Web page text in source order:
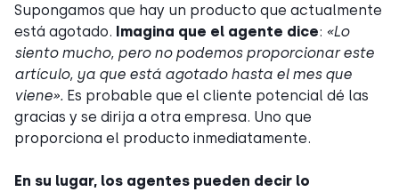
Supongamos que hay un producto que actualmente
está agotado. Imagina que el agente dice: «Lo
siento mucho, pero no podemos proporcionar este
artículo, ya que está agotado hasta el mes que
viene». Es probable que el cliente potencial dé las
gracias y se dirija a otra empresa. Uno que
proporciona el producto inmediatamente.
En su lugar, los agentes pueden decir lo